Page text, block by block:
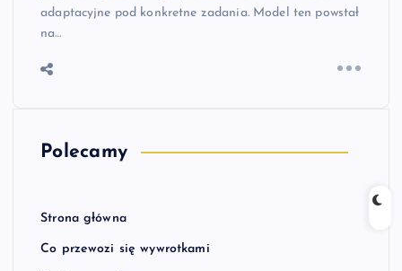
adaptacyjne pod konkretne zadania. Model ten powstał
na…
Polecamy
Strona główna
Co przewozi się wywrotkami